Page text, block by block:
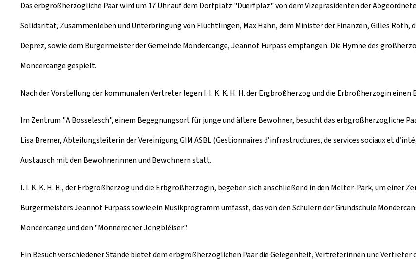
Das erbgroßherzogliche Paar wird um 17 Uhr auf dem Dorfplatz "Duerfplaz" von dem Vizepräsidenten der
Solidarität, Zusammenleben und Unterbringung von Flüchtlingen, Max Hahn, dem Minister der Finanzen, Gilles Roth,
Deprez, sowie dem Bürgermeister der Gemeinde Mondercange, Jeannot Fürpass empfangen. Die Hymne des
Mondercange gespielt.
Nach der Vorstellung der kommunalen Vertreter legen I. I. K. K. H. H. der Ergbroßherzog und die Erbroßherzogin
Im Zentrum "A Bosselesch", einem Begegnungsort für junge und ältere Bewohner, besucht das erbgroßherzogliche
Lisa Bremer, Abteilungsleiterin der Vereinigung GIM ASBL (Gestionnaires d’infrastructures, de services sociaux et
Austausch mit den Bewohnerinnen und Bewohnern statt.
I. I. K. K. H. H., der Erbgroßherzog und die Erbgroßherzogin, begeben sich anschließend in den Molter-Park, um einer
Bürgermeisters Jeannot Fürpass sowie ein Musikprogramm umfasst, das von den Schülern der Grundschule
Mondercange und den "Monnerecher Jongbléiser".
Ein Besuch verschiedener Stände bietet dem erbgroßherzoglichen Paar die Gelegenheit, Vertreterinnen und Vertreter